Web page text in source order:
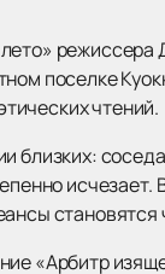
поселке
чтений.
близких:
«Арбитр